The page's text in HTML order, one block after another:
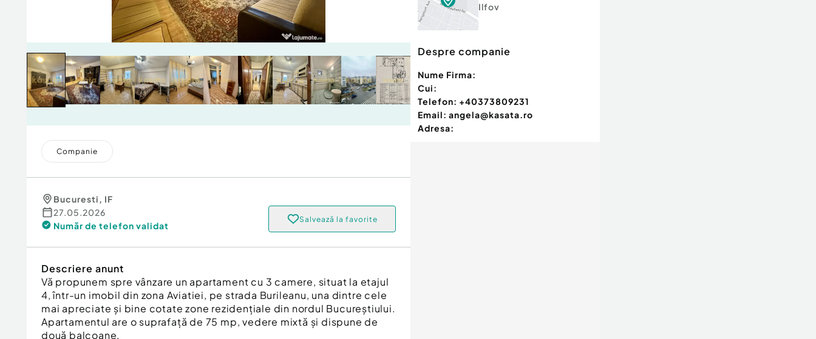
Companie
Bucuresti, IF
27.05.2026
Număr de telefon validat
Salvează la favorite
Descriere anunt
Vă propunem spre vânzare un apartament cu 3 camere, situat la etajul
4, într-un imobil din zona Aviatiei, pe strada Burileanu, una dintre cele
mai apreciate și bine cotate zone rezidențiale din nordul Bucureștiului.
Apartamentul are o suprafață de 75 mp, vedere mixtă și dispune de
două balcoane.
Ilfov
Despre companie
Nume Firma:
Cui:
Telefon: +40373809231
Email: angela@kasata.ro
Adresa: